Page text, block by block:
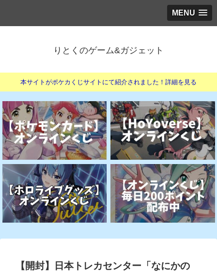
MENU
りとくのゲーム&ガジェット
本サイトがポケカくじサイトにて紹介されました！詳細を見る
【開封】日本トレカセンター「なにかの